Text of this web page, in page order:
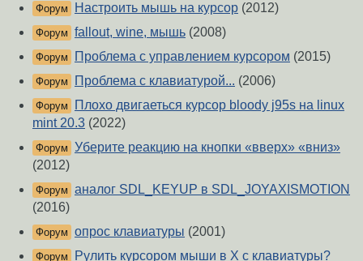
Форум Настроить мышь на курсор (2012)
Форум fallout, wine, мышь (2008)
Форум Проблема с управлением курсором (2015)
Форум Проблема с клавиатурой... (2006)
Форум
Плохо двигаеться курсор bloody j95s на linux
mint 20.3 (2022)
Форум Уберите реакцию на кнопки «вверх» «вниз»
(2012)
Форум аналог SDL_KEYUP в SDL_JOYAXISMOTION
(2016)
Форум опрос клавиатуры (2001)
Форум Рулить курсором мыши в X с клавиатуры?